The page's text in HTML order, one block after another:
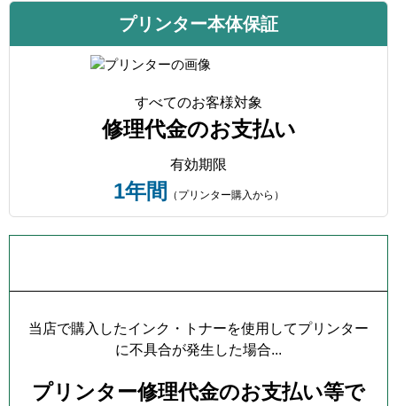
プリンター本体保証
すべてのお客様対象
修理代金のお支払い
有効期限
1年間 （プリンター購入から）
当店で購入したインク・トナーを使用してプリンター
に不具合が発生した場合...
プリンター修理代金のお支払い等で